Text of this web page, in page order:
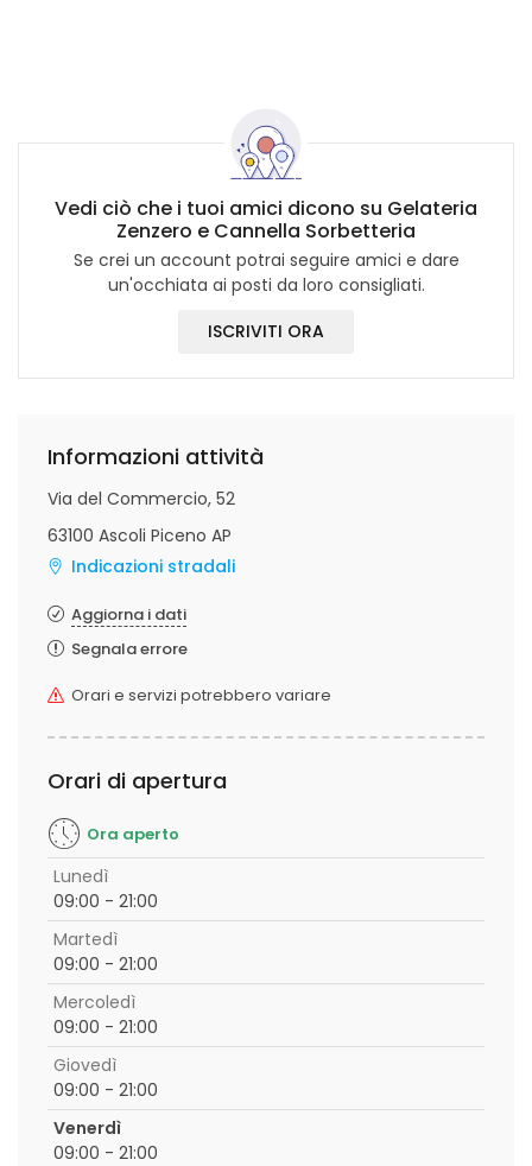
Vedi ciò che i tuoi amici dicono su Gelateria
Zenzero e Cannella Sorbetteria
Se crei un account potrai seguire amici e dare
un'occhiata ai posti da loro consigliati.
ISCRIVITI ORA
Informazioni attività
Via del Commercio, 52
63100 Ascoli Piceno AP
Indicazioni stradali
Aggiorna i dati
Segnala errore
Orari e servizi potrebbero variare
Orari di apertura
Ora aperto
Lunedì
09:00 - 21:00
Martedì
09:00 - 21:00
Mercoledì
09:00 - 21:00
Giovedì
09:00 - 21:00
Venerdì
09:00 - 21:00